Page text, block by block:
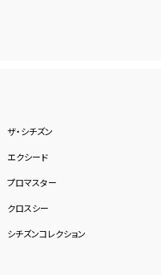
ザ・シチズン
エクシード
プロマスター
クロスシー
シチズンコレクション